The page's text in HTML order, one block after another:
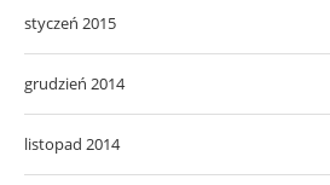
styczeń 2015
grudzień 2014
listopad 2014